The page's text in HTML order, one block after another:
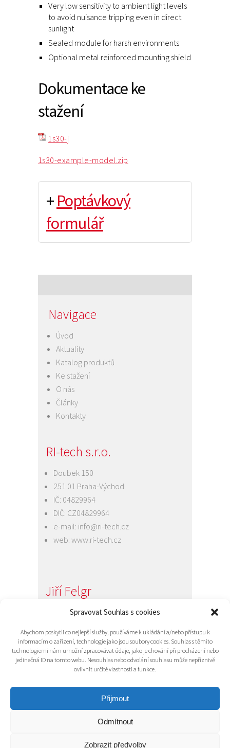
Spravovat Souhlas s cookies
Abychom poskytli co nejlepší služby, používáme k ukládání a/nebo přístupu k
informacím o zařízení, technologie jako jsou soubory cookies. Souhlas s těmito
technologiemi nám umožní zpracovávat údaje, jako je chování při procházení nebo
jedinečná ID na tomto webu. Nesouhlas nebo odvolání souhlasu může nepříznivě
ovlivnit určité vlastnosti a funkce.
Přijmout
Odmítnout
Zobrazit předvolby
Very low sensitivity to ambient light levels
to avoid nuisance tripping even in direct
sunlight
Sealed module for harsh environments
Optional metal reinforced mounting shield
Dokumentace ke
stažení
1s30-j
1s30-example-model.zip
+ Poptávkový
formulář
Navigace
Úvod
Aktuality
Katalog produktů
Ke stažení
O nás
Články
Kontakty
RI-tech s.r.o.
Doubek 150
251 01 Praha-Východ
IČ: 04829964
DIČ: CZ04829964
e-mail: info@ri-tech.cz
web: www.ri-tech.cz
Jiří Felgr
Jednatel společnosti
e-mail:info@ri-tech.cz
vyhrazena / RITECH